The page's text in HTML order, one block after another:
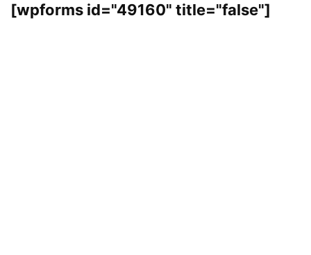
[wpforms id="49160" title="false"]